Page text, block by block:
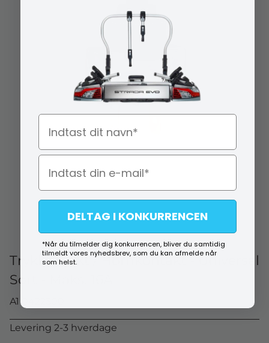
Trykkontakt / Hornkontakt - Universal
Sort - Maks. 16A
A1 0422300
Levering 2-3 hverdage
DELTAG I KONKURRENCEN
*Når du tilmelder dig konkurrencen, bliver du samtidig
tilmeldt vores nyhedsbrev, som du kan afmelde når
som helst.